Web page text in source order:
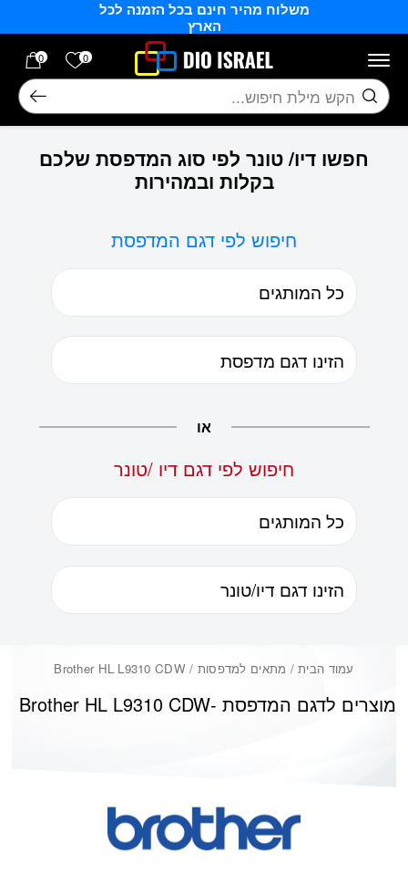
משלוח מהיר חינם בכל הזמנה לכל
הארץ
0 הרשימה
0
חיפוש
חפשו דיו/ טונר לפי סוג המדפסת שלכם
בקלות ובמהירות
חיפוש לפי דגם המדפסת
או
חיפוש לפי דגם דיו /טונר
עמוד הבית/ מתאים למדפסות / Brother HL L9310 CDW
Brother HL L9310 CDWמוצרים לדגם המדפסת -